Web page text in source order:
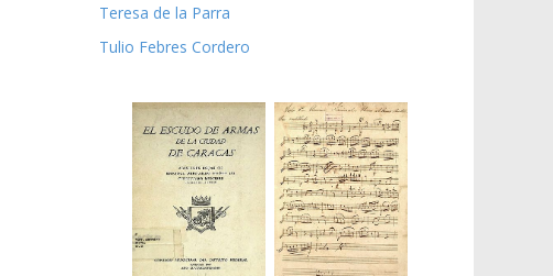
Teresa de la Parra
Tulio Febres Cordero